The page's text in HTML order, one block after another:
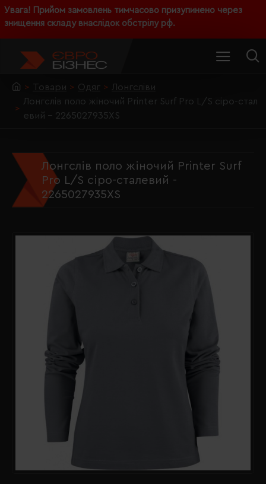
Увага! Прийом замовлень тимчасово призупинено через
знищення складу внаслідок обстрілу рф.
Товари Одяг
Лонгсліви
Лонгслів поло жіночий Printer Surf Pro L/S сіро-стал
евий - 2265027935XS
Лонгслів поло жіночий Printer Surf
Pro L/S сіро-сталевий -
2265027935XS